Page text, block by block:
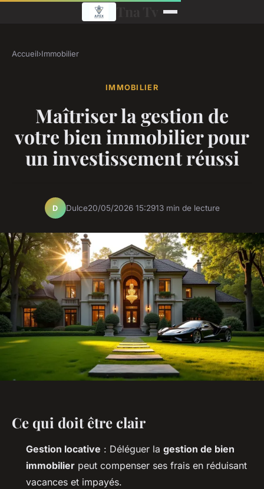
Accueil›Immobilier
IMMOBILIER
Maîtriser la gestion de
votre bien immobilier pour
un investissement réussi
D Dulce20/05/2026 15:2913 min de lecture
Ce qui doit être clair
Gestion locative : Déléguer la gestion de bien
immobilier peut compenser ses frais en réduisant
vacances et impayés.